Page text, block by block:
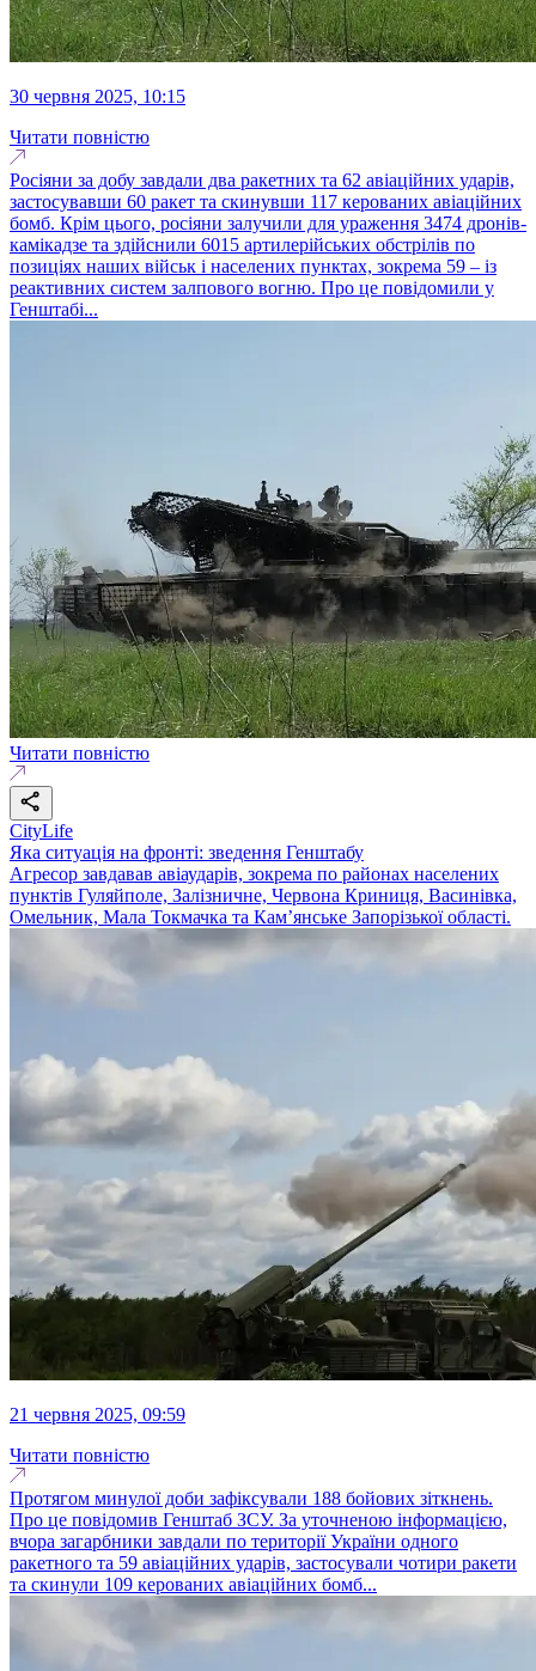
30 червня 2025, 10:15
Читати повністю
Росіяни за добу завдали два ракетних та 62 авіаційних ударів,
застосувавши 60 ракет та скинувши 117 керованих авіаційних
бомб. Крім цього, росіяни залучили для ураження 3474 дронів-
камікадзе та здійснили 6015 артилерійських обстрілів по
позиціях наших військ і населених пунктах, зокрема 59 – із
реактивних систем залпового вогню. Про це повідомили у
Генштабі...
Читати повністю
CityLife
Яка ситуація на фронті: зведення Генштабу
Агресор завдавав авіаударів, зокрема по районах населених
пунктів Гуляйполе, Залізничне, Червона Криниця, Васинівка,
Омельник, Мала Токмачка та Кам’янське Запорізької області.
21 червня 2025, 09:59
Читати повністю
Протягом минулої доби зафіксували 188 бойових зіткнень.
Про це повідомив Генштаб ЗСУ. За уточненою інформацією,
вчора загарбники завдали по території України одного
ракетного та 59 авіаційних ударів, застосували чотири ракети
та скинули 109 керованих авіаційних бомб...